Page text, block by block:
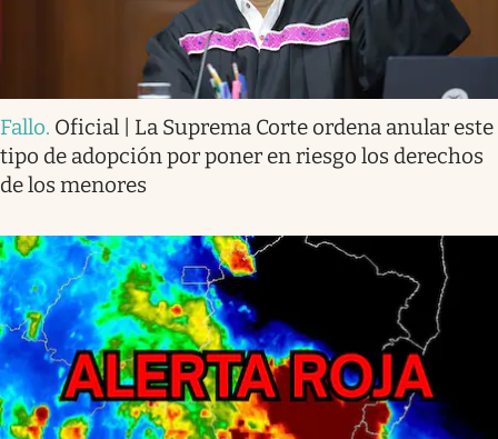
Fallo. Oficial | La Suprema Corte ordena anular este
tipo de adopción por poner en riesgo los derechos
de los menores